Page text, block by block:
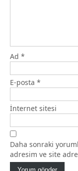
Ad *
E-posta *
İnternet sitesi
Daha sonraki
adresim ve site